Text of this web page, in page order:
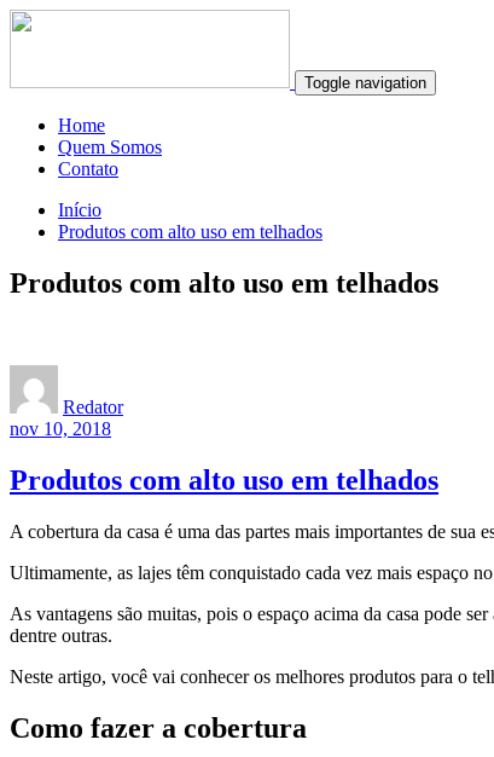
Toggle navigation
Home
Quem Somos
Contato
Início
Produtos com alto uso em telhados
Produtos com alto uso em telhados
Redator
nov 10, 2018
Produtos com alto uso em telhados
A cobertura da casa é uma das partes mais importantes de sua
Ultimamente, as lajes têm conquistado cada vez mais espaço
As vantagens são muitas, pois o espaço acima da casa pode
dentre outras.
Neste artigo, você vai conhecer os melhores produtos para o
Como fazer a cobertura